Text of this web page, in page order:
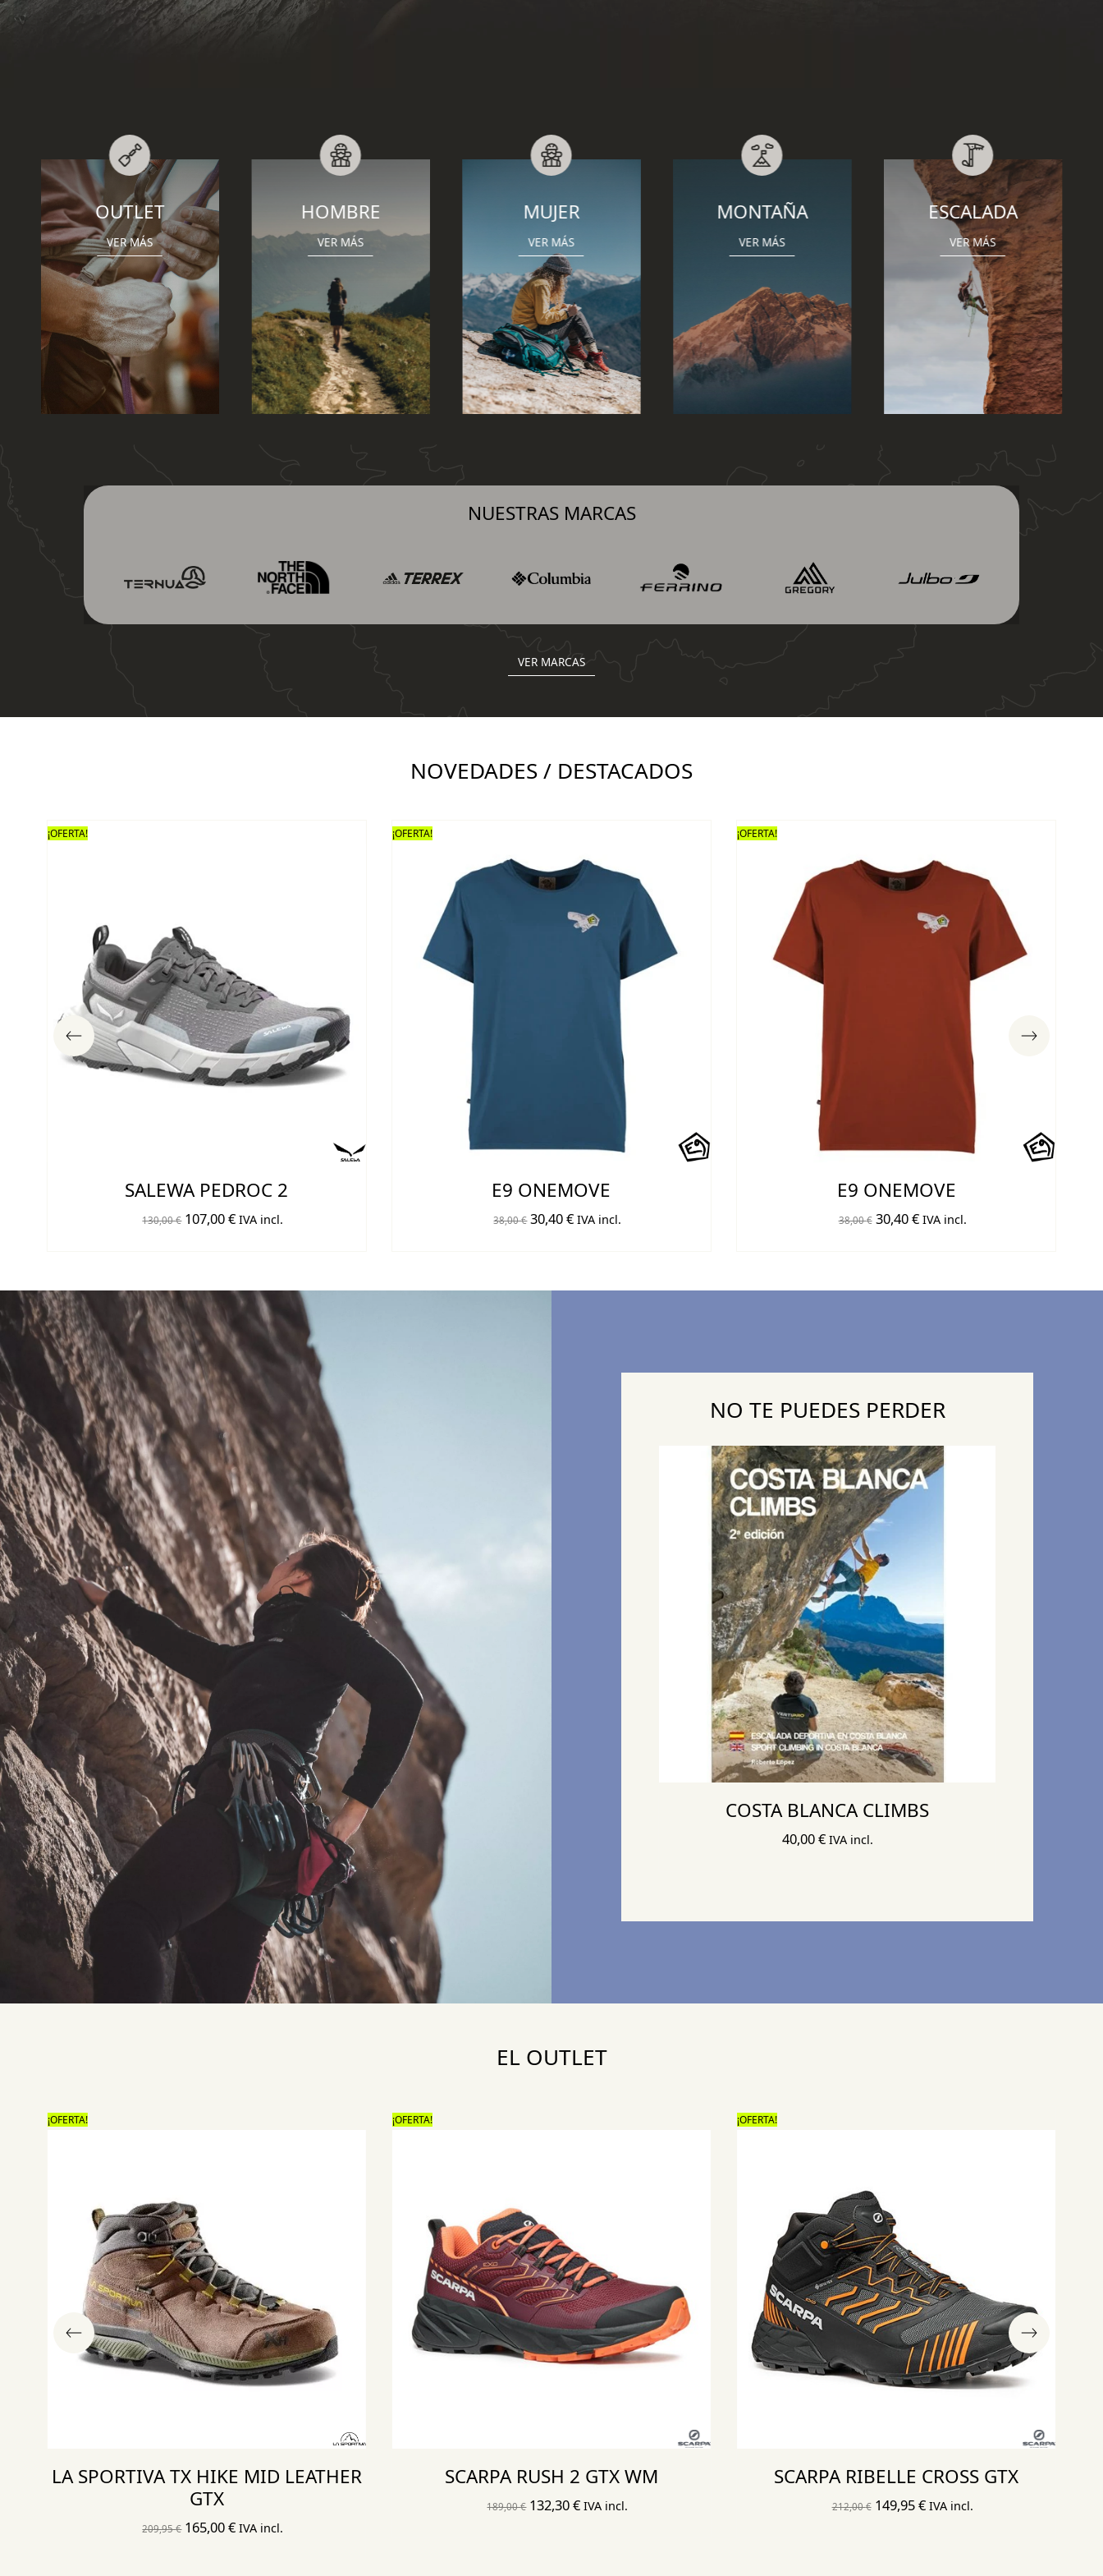
HOMBRE
VER MÁS
MUJER
VER MÁS
MONTAÑA
VER MÁS
ESCALADA
VER MÁS
BARRANQUISMO
VER MÁS
NUESTRAS MARCAS
VER MARCAS
NOVEDADES / DESTACADOS
¡OFERTA!
E9 ONEMOVE
38,00€ El
era:
30,40€El
es:
IVA incl.
¡OFERTA!
E9 ONEMOVE
38,00€ El
era:
30,40€El
es:
IVA incl.
¡OFERTA!
SALEWA PEDROC 2
130,00€ El
era:
130,00 €.
107,00€El
es:
107,00 €.
IVA incl.
NO TE PUEDES PERDER
COSTA BLANCA CLIMBS
40,00€ IVA incl.
EL OUTLET
¡OFERTA!
SCARPA RUSH 2 GTX WM
189,00€ El
132,30€ElIVA incl.
¡OFERTA!
SCARPA RIBELLE CROSS GTX
212,00€ El
149,95€ElIVA incl.
¡OFERTA!
LA SPORTIVA TX HIKE MID LEATHER
GTX
209,95€ El
165,00€ElIVA incl.